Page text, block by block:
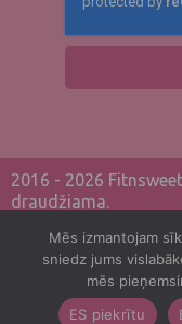
2016 - 2026
draudžiama.
Privātuma politika
Pakalpojuma
Mēs izmantojam
sniedz jums
mēs
ES piekrītu